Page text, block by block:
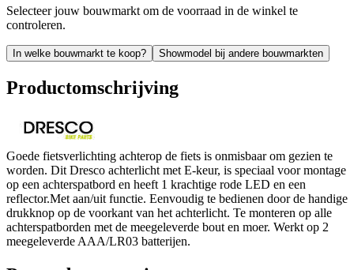
Selecteer jouw bouwmarkt om de voorraad in de winkel te
controleren.
In welke bouwmarkt te koop? Showmodel bij andere bouwmarkten
Productomschrijving
Goede fietsverlichting achterop de fiets is onmisbaar om gezien te
worden. Dit Dresco achterlicht met E-keur, is speciaal voor montage
op een achterspatbord en heeft 1 krachtige rode LED en een
reflector.Met aan/uit functie. Eenvoudig te bedienen door de handige
drukknop op de voorkant van het achterlicht. Te monteren op alle
achterspatborden met de meegeleverde bout en moer. Werkt op 2
meegeleverde AAA/LR03 batterijen.